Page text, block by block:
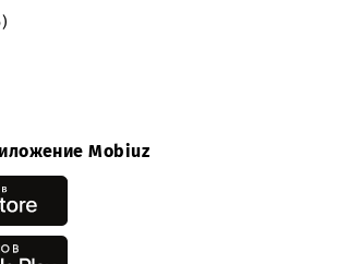
офертой. ООО «UMS» не несет